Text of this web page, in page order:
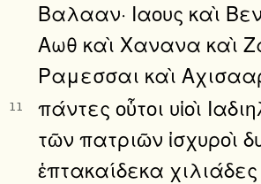
Βαλααν· Ιαους καὶ
Αωθ καὶ Χανανα καὶ
Ραμεσσαι καὶ
11
πάντες οὗτοι υἱοὶ
τῶν πατριῶν ἰσχυροὶ
ἑπτακαίδεκα χιλιάδες